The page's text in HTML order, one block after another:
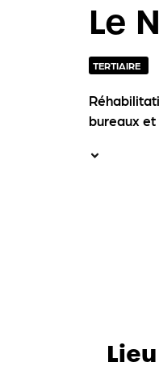
Le
TERTIAIRE
bureaux et
Lieu